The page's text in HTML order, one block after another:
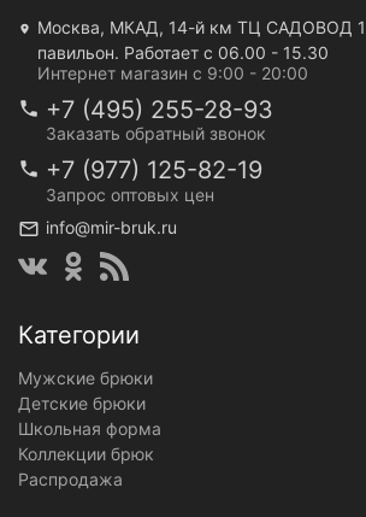
Москва, МКАД, 14-й км ТЦ САДОВОД
павильон. Работает с 06.00 - 15.30
Интернет магазин с 9:00 - 20:00
+7 (495) 255-28-93
Заказать обратный звонок
+7 (977) 125-82-19
Запрос оптовых цен
info@mir-bruk.ru
Категории
Мужские брюки
Детские брюки
Школьная форма
Коллекции брюк
Распродажа